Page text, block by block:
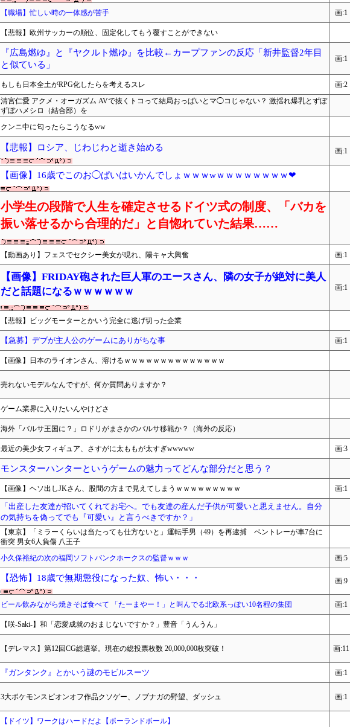
【職場】忙しい時の一体感が苦手 画:1
【悲報】欧州サッカーの順位、固定化してもう覆すことができない
『広島燃ゆ』と『ヤクルト燃ゆ』を比較←カープファンの反応「新井監督2年目
と似ている」
画:1
もしも日本全土がRPG化したらを考えるスレ 画:2
清宮仁愛 アクメ・オーガズム AVで抜くトコって結局おっぱいとマ◯コじゃない？ 激揺れ爆乳とずぼ
ずぼハメシロ（結合部）を
クンニ中に匂ったらこうなるww
【悲報】ロシア、じわじわと逝き始める 画:1
【画像】16歳でこのお◯ぱいはいかんでしょｗｗｗwｗｗｗｗｗｗｗｗ❤
小学生の段階で人生を確定させるドイツ式の制度、「バカを
振い落せるから合理的だ」と自惚れていた結果……
【動画あり】フェスでセクシー美女が現れ、陽キャ大興奮 画:1
【画像】FRIDAY砲された巨人軍のエースさん、隣の女子が絶対に美人
だと話題になるｗｗｗｗｗｗ
画:1
【悲報】ビッグモーターとかいう完全に逃げ切った企業
【急募】デブが主人公のゲームにありがちな事 画:1
【画像】日本のライオンさん、溶けるｗｗｗｗｗｗｗｗｗｗｗｗｗｗ
売れないモデルなんですが、何か質問ありますか？
ゲーム業界に入りたいんやけどさ
海外「バルサ王国に？」ロドリがまさかのバルサ移籍か？（海外の反応）
最近の美少女フィギュア、さすがに太ももが太すぎwwwww 画:3
モンスターハンターというゲームの魅力ってどんな部分だと思う？
【画像】ヘソ出しJKさん、股間の方まで見えてしまうｗｗｗｗｗｗｗｗｗ 画:1
「出産した友達が招いてくれてお宅へ。でも友達の産んだ子供が可愛いと思えません。自分
の気持ちを偽ってでも『可愛い』と言うべきですか？」
【東京】「ミラーくらいは当たっても仕方ないと」運転手男（49）を再逮捕 ベントレーが車7台に
衝突 男女6人負傷 八王子
小久保裕紀の次の福岡ソフトバンクホークスの監督ｗｗｗ 画:5
【恐怖】18歳で無期懲役になった奴、怖い・・・ 画:9
ビール飲みながら焼きそば食べて 「たーまやー！」と叫んでる北欧系っぽい10名程の集団 画:1
【咲-Saki-】和「恋愛成就のおまじないですか？」豊音「うんうん」
【デレマス】第12回CG総選挙。現在の総投票枚数 20,000,000枚突破！ 画:11
『ガンタンク』とかいう謎のモビルスーツ 画:1
3大ポケモンスピオンオフ作品クソゲー、ノブナガの野望、ダッシュ 画:1
【ドイツ】ワークはハードだよ【ポーランドボール】